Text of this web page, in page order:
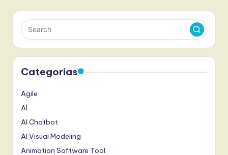
Categorias
Agile
AI
AI Chatbot
AI Visual Modeling
Animation Software Tool